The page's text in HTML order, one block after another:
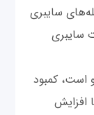
سایبری
سایبری
است، کمبود
افزایش